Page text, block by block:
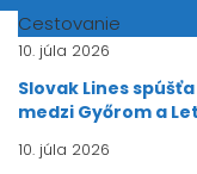
Cestovanie
10. júla 2026
Slovak Lines
medzi Győrom a
10. júla 2026